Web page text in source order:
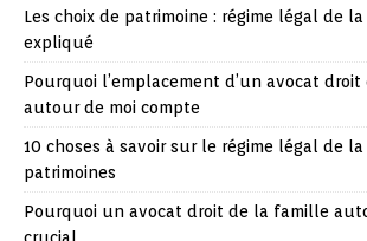
Les choix de patrimoine : régime légal de
expliqué
Pourquoi l’emplacement d’un avocat
autour de moi compte
10 choses à savoir sur le régime légal de
patrimoines
Pourquoi un avocat droit de la famille